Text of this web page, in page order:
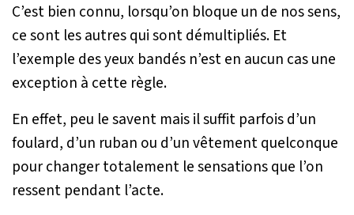
C’est bien connu, lorsqu’on bloque un de nos sens,
ce sont les autres qui sont démultipliés. Et
l’exemple des yeux bandés n’est en aucun cas une
exception à cette règle.
En effet, peu le savent mais il suffit parfois d’un
foulard, d’un ruban ou d’un vêtement quelconque
pour changer totalement le sensations que l’on
ressent pendant l’acte.